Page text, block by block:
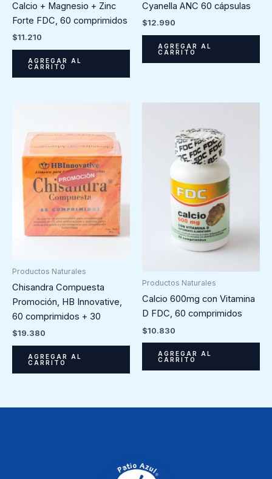
Calcio + Magnesio + Zinc
Forte FDC, 60 comprimidos
$11.210
AGREGAR AL
CARRITO
Cyanella ANC 60 cápsulas
$12.990
AGREGAR AL
CARRITO
Productos Naturales
Chisandra Compuesta
Promoción, HB Innovative,
60 comprimidos + 30
$19.380
AGREGAR AL
CARRITO
Productos Naturales
Calcio 600mg con Vitamina
D FDC, 60 comprimidos
$10.830
AGREGAR AL
CARRITO